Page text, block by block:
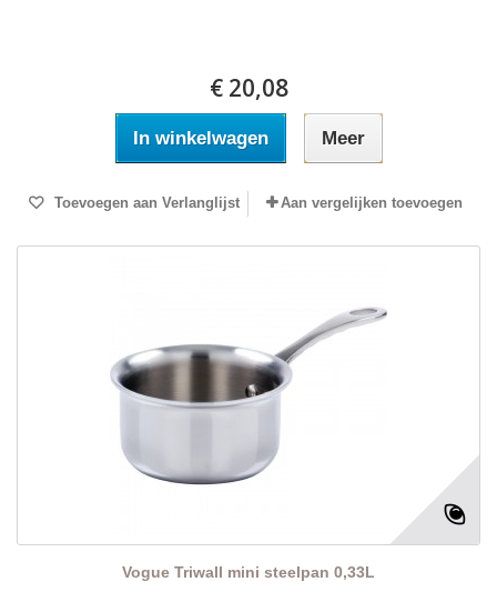
€ 20,08
In winkelwagen Meer
Toevoegen aan Verlanglijst Aan vergelijken toevoegen
Vogue Triwall mini steelpan 0,33L